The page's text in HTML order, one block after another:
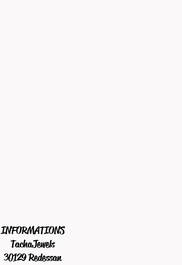
INFORMATIONS
TachaJewels
30129 Redessan